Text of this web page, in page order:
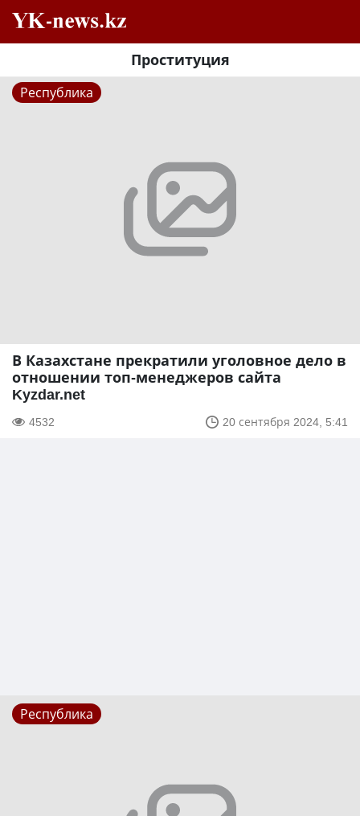
Проституция
Республика
В Казахстане прекратили уголовное дело в
отношении топ-менеджеров сайта
Kyzdar.net
4532 20 сентября 2024, 5:41
Республика